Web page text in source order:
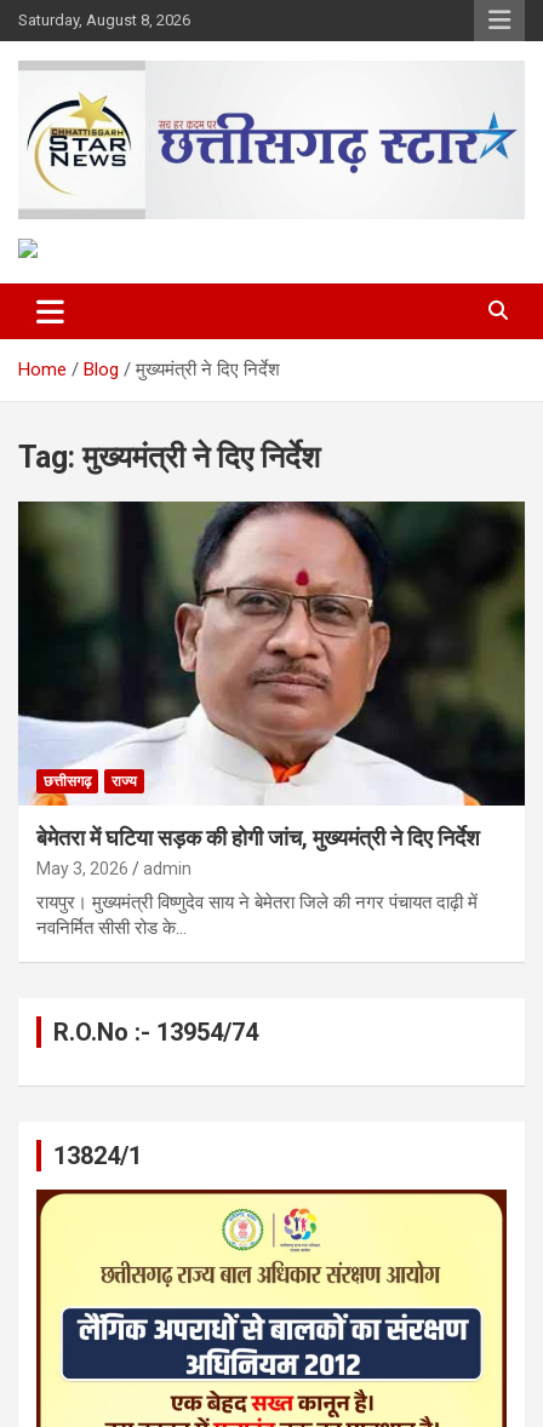
Skip
to
content
Saturday, August 8, 2026
Chhattisgarh Star
Home Blog मुख्यमंत्री ने दिए निर्देश
Tag:मुख्यमंत्री ने दिए निर्देश
छत्तीसगढ़ राज्य
बेमेतरा में घटिया सड़क की होगी जांच, मुख्यमंत्री ने दिए निर्देश
May 3, 2026 admin
रायपुर। मुख्यमंत्री विष्णुदेव साय ने बेमेतरा जिले की नगर पंचायत दाढ़ी में
नवनिर्मित सीसी रोड के…
R.O.No :- 13954/74
13824/1